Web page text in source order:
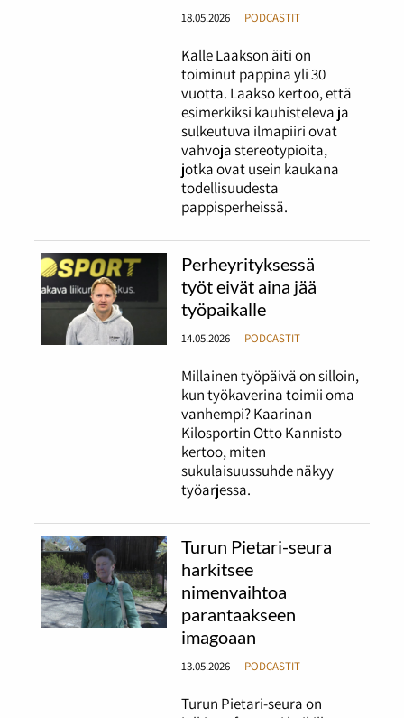
18.05.2026 PODCASTIT
Kalle Laakson äiti on
toiminut pappina yli 30
vuotta. Laakso kertoo, että
esimerkiksi kauhisteleva ja
sulkeutuva ilmapiiri ovat
vahvoja stereotypioita,
jotka ovat usein kaukana
todellisuudesta
pappisperheissä.
Perheyrityksessä
työt eivät aina jää
työpaikalle
14.05.2026 PODCASTIT
Millainen työpäivä on silloin,
kun työkaverina toimii oma
vanhempi? Kaarinan
Kilosportin Otto Kannisto
kertoo, miten
sukulaisuussuhde näkyy
työarjessa.
Turun Pietari-seura
harkitsee
nimenvaihtoa
parantaakseen
imagoaan
13.05.2026 PODCASTIT
Turun Pietari-seura on